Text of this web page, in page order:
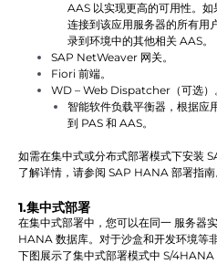
AAS 以实现更高的可用性。
连接到该应用服务器的所有用
录到环境中的其他相关 AAS。
SAP NetWeaver 网关。
Fiori 前端。
WD – Web Dispatcher（可选）
智能软件负载平衡器，根据应
到 PAS 和 AAS。
如需在集中式或分布式部署模式下安装
了解详情，请参阅 SAP HANA 部署指南
1.集中式部署
在集中式部署中，您可以在同一 服务器
HANA 数据库。对于沙盒和开发环境等
下图展示了集中式部署模式中 S/